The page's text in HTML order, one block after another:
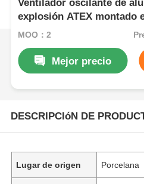
Ventilador oscilante de
explosión ATEX montado
MOQ：2
Mejor precio
DESCRIPCIóN DE
Lugar de origen Porcelana